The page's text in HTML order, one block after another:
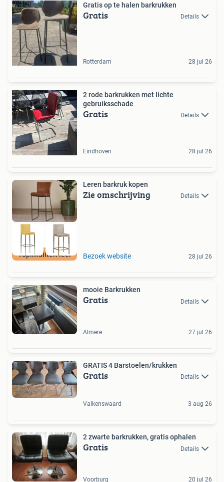
Gratis op te halen barkrukken
Gratis Details
Rotterdam 28 jul 26
2 rode barkrukken met lichte
gebruiksschade
Gratis Details
Eindhoven 28 jul 26
Topkwaliteit leer
Leren barkruk kopen
Zie omschrijving Details
Bezoek website 28 jul 26
mooie Barkrukken
Gratis Details
Almere 27 jul 26
GRATIS 4 Barstoelen/krukken
Gratis Details
Valkenswaard 3 aug 26
2 zwarte barkrukken, gratis ophalen
Gratis Details
Voorburg 20 jul 26